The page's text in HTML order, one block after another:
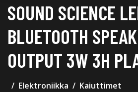
SOUND SCIENCE
BLUETOOTH
OUTPUT 3W 3H
Elektroniikka Kaiuttimet